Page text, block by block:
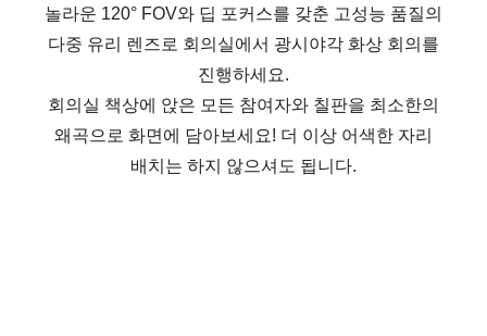
놀라운 120° FOV와 딥 포커스를 갖춘 고성능 품질의
다중 유리 렌즈로 회의실에서 광시야각 화상 회의를
진행하세요.
회의실 책상에 앉은 모든 참여자와 칠판을 최소한의
왜곡으로 화면에 담아보세요! 더 이상 어색한 자리
배치는 하지 않으셔도 됩니다.